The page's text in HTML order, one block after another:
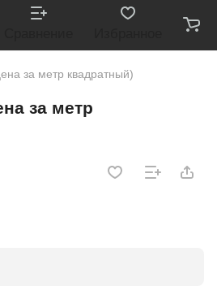
за метр квадратный)
за метр